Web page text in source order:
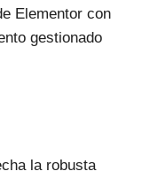
Elementor con
gestionado
la robusta